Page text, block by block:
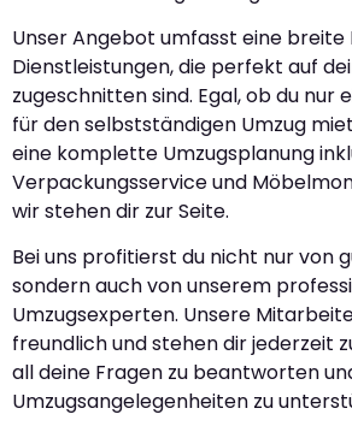
Unser Angebot umfasst eine
Dienstleistungen, die perfekt auf
zugeschnitten sind. Egal, ob du nur
für den selbstständigen Umzug
eine komplette Umzugsplanung
Verpackungsservice und
wir stehen dir zur Seite.
Bei uns profitierst du nicht nur von
sondern auch von unserem
Umzugsexperten. Unsere
freundlich und stehen dir jederzeit
all deine Fragen zu beantworten
Umzugsangelegenheiten zu